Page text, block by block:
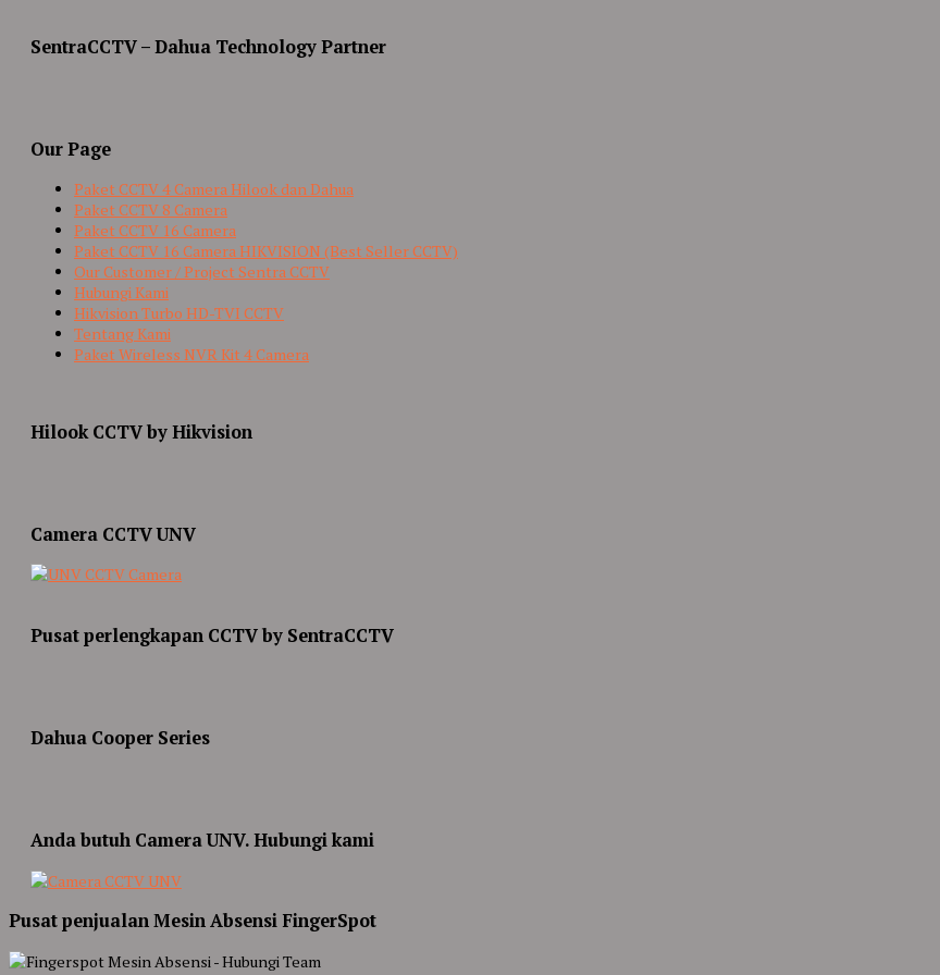
SentraCCTV – Dahua Technology Partner
Our Page
Paket CCTV 4 Camera Hilook dan Dahua
Paket CCTV 8 Camera
Paket CCTV 16 Camera
Paket CCTV 16 Camera HIKVISION (Best Seller CCTV)
Our Customer / Project Sentra CCTV
Hubungi Kami
Hikvision Turbo HD-TVI CCTV
Tentang Kami
Paket Wireless NVR Kit 4 Camera
Hilook CCTV by Hikvision
Camera CCTV UNV
Pusat perlengkapan CCTV by SentraCCTV
Dahua Cooper Series
Anda butuh Camera UNV. Hubungi kami
Pusat penjualan Mesin Absensi FingerSpot